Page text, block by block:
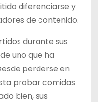
diferenciarse y
de contenido.
durante sus
uno que ha
perderse en
probar comidas
bien, sus